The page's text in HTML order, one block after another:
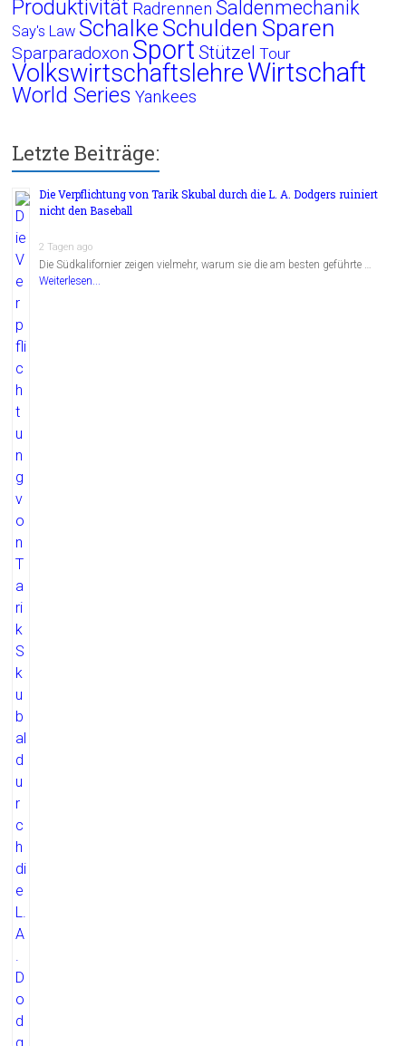
Produktivität Radrennen Saldenmechanik
Say's Law Schalke Schulden Sparen
Sparparadoxon Sport Stützel Tour
VolkswirtschaftslehreWirtschaft
World Series Yankees
Letzte Beiträge:
Die Verpflichtung von Tarik Skubal durch die L. A. Dodgers ruiniert
nicht den Baseball
2 Tagen ago
Die Südkalifornier zeigen vielmehr, warum sie die am besten geführte …
Weiterlesen...